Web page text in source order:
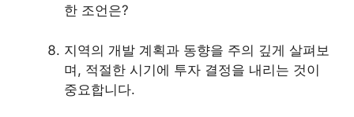
한 조언은?
지역의 개발 계획과 동향을 주의 깊게 살펴보
며, 적절한 시기에 투자 결정을 내리는 것이
중요합니다.